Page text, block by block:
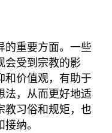
的重要方面。一些
会受到宗教的影
和价值观，有助于
法，从而更好地适
教习俗和规矩，也
纳。